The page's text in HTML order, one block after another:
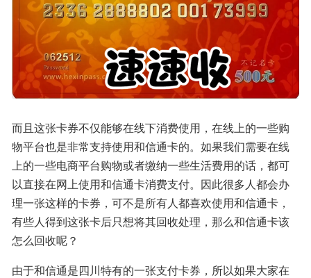
而且这张卡券不仅能够在线下消费使用，在线上的一些购
物平台也是非常支持使用和信通卡的。如果我们需要在线
上的一些电商平台购物或者缴纳一些生活费用的话，都可
以直接在网上使用和信通卡消费支付。因此很多人都会办
理一张这样的卡券，可不是所有人都喜欢使用和信通卡，
有些人得到这张卡后只想将其回收处理，那么和信通卡该
怎么回收呢？
由于和信通是四川特有的一张支付卡券，所以如果大家在